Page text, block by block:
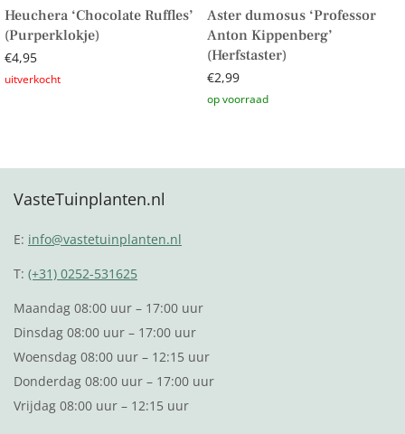
Heuchera ‘Chocolate Ruffles’
(Purperklokje)
€4,95
Aster dumosus ‘Professor
Anton Kippenberg’
(Herfstaster)
€2,99
VasteTuinplanten.nl
E: info@vastetuinplanten.nl
T:(+31) 0252-531625
Maandag 08:00 uur – 17:00 uur
Dinsdag 08:00 uur – 17:00 uur
Woensdag 08:00 uur – 12:15 uur
Donderdag 08:00 uur – 17:00 uur
Vrijdag 08:00 uur – 12:15 uur